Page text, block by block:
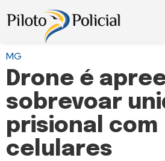
MG
Drone é
sobrevoar
prisional com
celulares